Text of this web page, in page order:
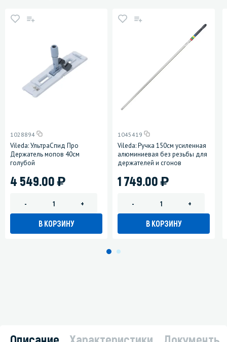
1028894
Vileda: УльтраСпид Про
Держатель мопов 40см
голубой
4 549.00)
- +
В КОРЗИНУ
1045419
Vileda: Ручка 150см усиленная
алюминиевая без резьбы для
держателей и сгонов
1 749.00)
- +
В КОРЗИНУ